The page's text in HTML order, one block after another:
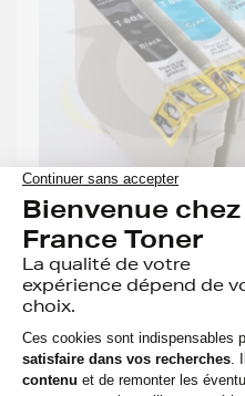
-81% MOINS CHER
GENERIQUE
Pack de 6 cartouches
équivalent à EPSON
(C13T08074011) - 6
Standard